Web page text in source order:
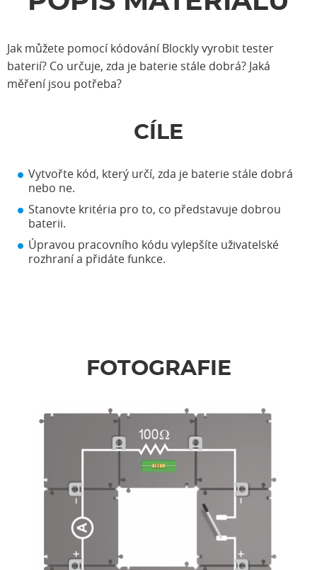
Jak můžete pomocí kódování Blockly vyrobit tester
baterií? Co určuje, zda je baterie stále dobrá? Jaká
měření jsou potřeba?
CÍLE
Vytvořte kód, který určí, zda je baterie stále dobrá
nebo ne.
Stanovte kritéria pro to, co představuje dobrou
baterii.
Úpravou pracovního kódu vylepšíte uživatelské
rozhraní a přidáte funkce.
FOTOGRAFIE